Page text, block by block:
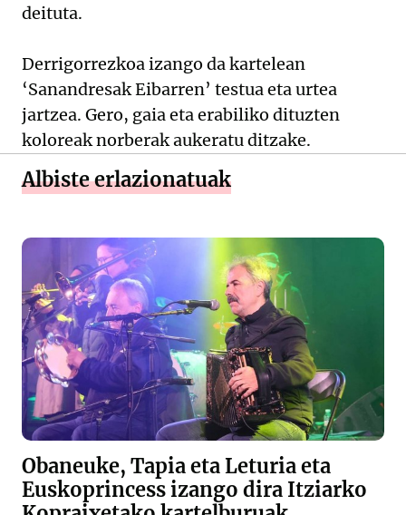
deituta.
Derrigorrezkoa izango da kartelean
‘Sanandresak Eibarren’ testua eta urtea
jartzea. Gero, gaia eta erabiliko dituzten
koloreak norberak aukeratu ditzake.
Albiste erlazionatuak
Obaneuke, Tapia eta Leturia eta
Euskoprincess izango dira Itziarko